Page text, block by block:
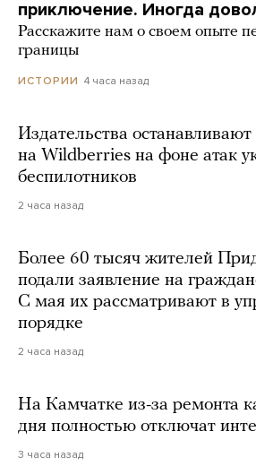
приключение. Иногда
Расскажите нам о своем опыте
границы
ИСТОРИИ 4 часа назад
Издательства останавливают
на Wildberries на фоне атак
беспилотников
2 часа назад
Более 60 тысяч жителей
подали заявление на
С мая их рассматривают в
порядке
2 часа назад
На Камчатке из-за ремонта
дня полностью отключат
3 часа назад